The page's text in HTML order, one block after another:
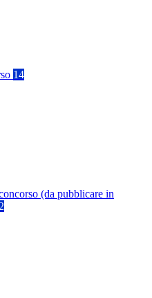
14
(da pubblicare in